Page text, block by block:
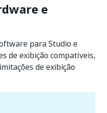
e
para Studio e
de exibição compatíveis,
de exibição